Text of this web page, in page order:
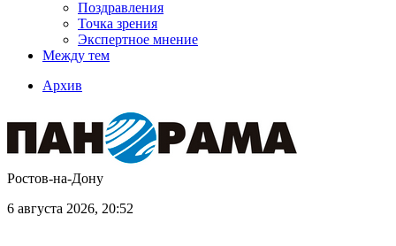
Поздравления
Точка зрения
Экспертное мнение
Между тем
Архив
Ростов-на-Дону
6 августа 2026, 20:52